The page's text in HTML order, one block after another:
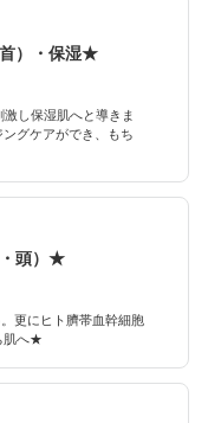
）・保湿★
し保湿肌へと導きま
グケアができ、もち
頭）★
更にヒト臍帯血幹細胞
肌へ★